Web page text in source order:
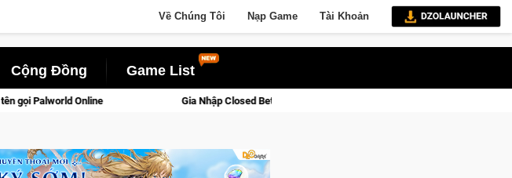
Về Chúng Tôi Nạp Game Tài Khoản
Cộng Đồng Game List
Gia Nhập Closed Beta Norse Saga: Cửu Giới Thức Tỉnh, Săn DJI Osmo Pocket 3 Ngay Hôm Nay